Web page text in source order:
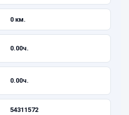
0 км.
0.00ч.
0.00ч.
54311572